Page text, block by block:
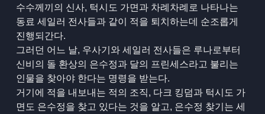
수수께끼의 신사, 턱시도 가면과 차례차례로 나타나는
동료 세일러 전사들과 같이 적을 퇴치하는데 순조롭게
진행되간다.
그러던 어느 날, 우사기와 세일러 전사들은 루나로부터
신비의 돌 환상의 은수정과 달의 프린세스라고 불리는
인물을 찾아야 한다는 명령을 받는다.
거기에 적을 내보내는 적의 조직, 다크 킹덤과 턱시도 가
면도 은수정을 찾고 있다는 것을 알고, 은수정 찾기는 세